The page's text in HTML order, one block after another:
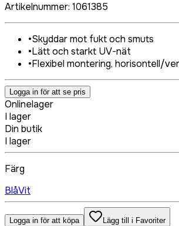
Artikelnummer: 1061385
•Skyddar mot fukt och smuts
•Lätt och starkt UV-nät
•Flexibel montering, horisontell/
Logga in för att se pris
Onlinelager
I lager
Din butik
I lager
Färg
BlåVit
Logga in för att köpa
Lägg till i Favoriter